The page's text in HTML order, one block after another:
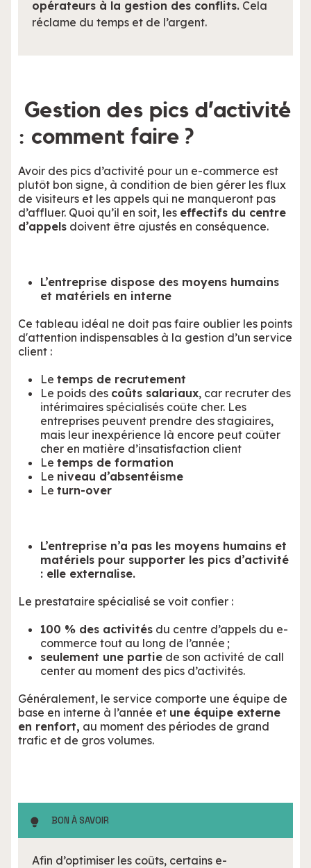
opérateurs à la gestion des conflits. Cela
réclame du temps et de l’argent.
Gestion des pics d’activité
: comment faire ?
Avoir des pics d’activité pour un e-commerce est
plutôt bon signe, à condition de bien gérer les flux
de visiteurs et les appels qui ne manqueront pas
d’affluer. Quoi qu’il en soit, les effectifs du centre
d’appels doivent être ajustés en conséquence.
L’entreprise dispose des moyens humains
et matériels en interne
Ce tableau idéal ne doit pas faire oublier les points
d'attention indispensables à la gestion d’un service
client :
Le temps de recrutement
Le poids des coûts salariaux, car recruter des
intérimaires spécialisés coûte cher. Les
entreprises peuvent prendre des stagiaires,
mais leur inexpérience là encore peut coûter
cher en matière d’insatisfaction client
Le temps de formation
Le niveau d’absentéisme
Le turn-over
L’entreprise n’a pas les moyens humains et
matériels pour supporter les pics d’activité
: elle externalise.
Le prestataire spécialisé se voit confier :
100 % des activités du centre d’appels du e-
commerce tout au long de l’année ;
seulement une partie de son activité de call
center au moment des pics d’activités.
Généralement, le service comporte une équipe de
base en interne à l’année et une équipe externe
en renfort, au moment des périodes de grand
trafic et de gros volumes.
BON À SAVOIR
Afin d’optimiser les coûts, certains e-